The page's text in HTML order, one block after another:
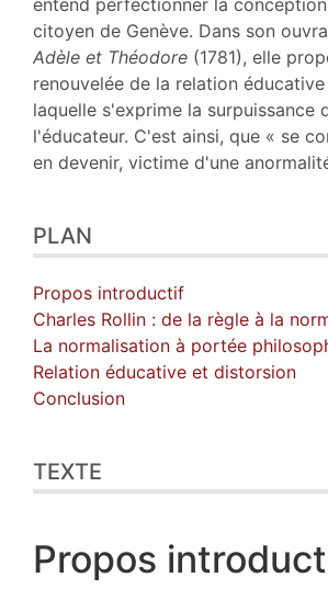
citoyen de Genève. Dans son
Adèle et Théodore (1781), elle
renouvelée de la relation
laquelle s'exprime la surpuissance
l'éducateur. C'est ainsi, que « se
en devenir, victime d'une
PLAN
Propos introductif
Charles Rollin : de la règle à la
La normalisation à portée
Relation éducative et distorsion
Conclusion
TEXTE
Propos